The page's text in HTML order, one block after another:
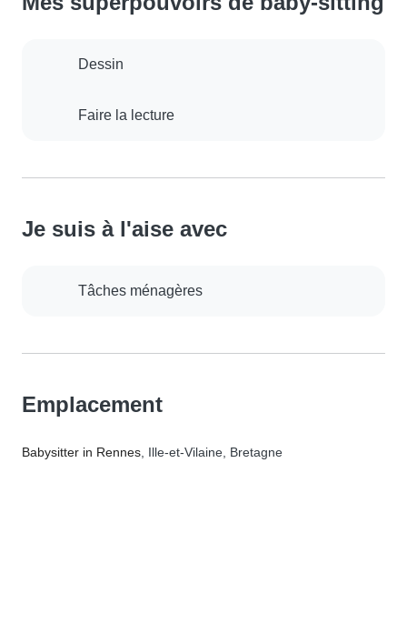
Dessin
Faire la lecture
Je suis à l'aise avec
Tâches ménagères
Emplacement
Babysitter in Rennes , Ille-et-Vilaine, Bretagne